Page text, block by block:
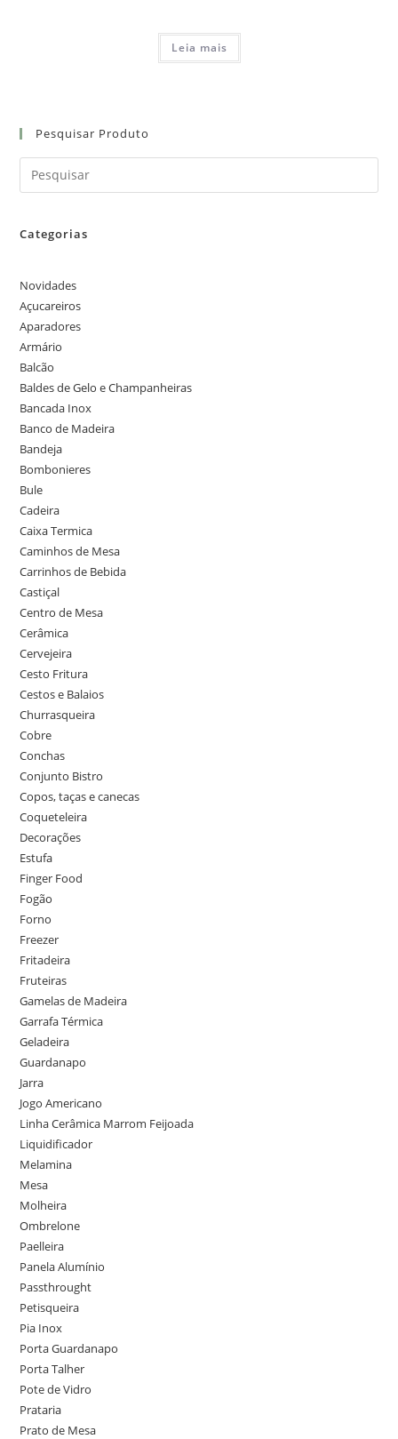
Leia mais
Pesquisar Produto
Categorias
Novidades
Açucareiros
Aparadores
Armário
Balcão
Baldes de Gelo e Champanheiras
Bancada Inox
Banco de Madeira
Bandeja
Bombonieres
Bule
Cadeira
Caixa Termica
Caminhos de Mesa
Carrinhos de Bebida
Castiçal
Centro de Mesa
Cerâmica
Cervejeira
Cesto Fritura
Cestos e Balaios
Churrasqueira
Cobre
Conchas
Conjunto Bistro
Copos, taças e canecas
Coqueteleira
Decorações
Estufa
Finger Food
Fogão
Forno
Freezer
Fritadeira
Fruteiras
Gamelas de Madeira
Garrafa Térmica
Geladeira
Guardanapo
Jarra
Jogo Americano
Linha Cerâmica Marrom Feijoada
Liquidificador
Melamina
Mesa
Molheira
Ombrelone
Paelleira
Panela Alumínio
Passthrought
Petisqueira
Pia Inox
Porta Guardanapo
Porta Talher
Pote de Vidro
Prataria
Prato de Mesa